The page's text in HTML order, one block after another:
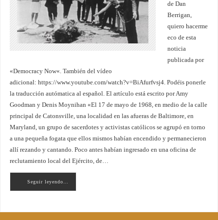
de Dan
Berrigan,
quiero hacerme
eco de esta
noticia
publicada por
«Democracy Now«. También del vídeo
adicional: https://www.youtube.com/watch?v=BiAfurfvsj4. Podéis ponerle
la traducción autómatica al español. El artículo está escrito por Amy
Goodman y Denis Moynihan «El 17 de mayo de 1968, en medio de la calle
principal de Catonsville, una localidad en las afueras de Baltimore, en
Maryland, un grupo de sacerdotes y activistas católicos se agrupó en torno
a una pequeña fogata que ellos mismos habían encendido y permanecieron
allí rezando y cantando. Poco antes habían ingresado en una oficina de
reclutamiento local del Ejército, de…
Seguir leyendo…